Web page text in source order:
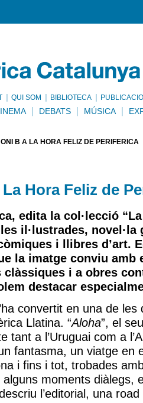
QUI SOM BIBLIOTECA
DEBATS MÚSICA
B A LA HORA FELIZ DE PERIFÉRICA
Hora Feliz de
edita la col·lecció
il·lustrades,
i llibres d’art.
la imatge conviu amb
clàssiques i a obres
destacar
convertit en una de les
Llatina. “Aloha”, el
tant a l’Uruguai com a
fantasma, un viatge en
i fins i tot, trobades
moments diàlegs,
l’editorial, una